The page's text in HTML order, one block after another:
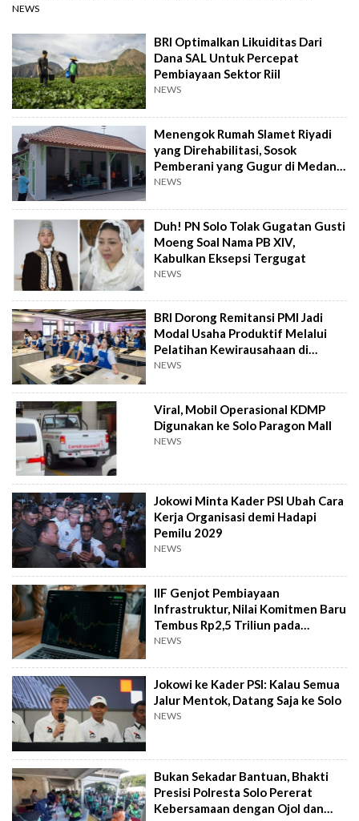
NEWS
BRI Optimalkan Likuiditas Dari
Dana SAL Untuk Percepat
Pembiayaan Sektor Riil
NEWS
Menengok Rumah Slamet Riyadi
yang Direhabilitasi, Sosok
Pemberani yang Gugur di Medan
Perang
NEWS
Duh! PN Solo Tolak Gugatan Gusti
Moeng Soal Nama PB XIV,
Kabulkan Eksepsi Tergugat
NEWS
BRI Dorong Remitansi PMI Jadi
Modal Usaha Produktif Melalui
Pelatihan Kewirausahaan di
Taiwan
NEWS
Viral, Mobil Operasional KDMP
Digunakan ke Solo Paragon Mall
NEWS
Jokowi Minta Kader PSI Ubah Cara
Kerja Organisasi demi Hadapi
Pemilu 2029
NEWS
IIF Genjot Pembiayaan
Infrastruktur, Nilai Komitmen Baru
Tembus Rp2,5 Triliun pada
Semester I 2026
NEWS
Jokowi ke Kader PSI: Kalau Semua
Jalur Mentok, Datang Saja ke Solo
NEWS
Bukan Sekadar Bantuan, Bhakti
Presisi Polresta Solo Pererat
Kebersamaan dengan Ojol dan